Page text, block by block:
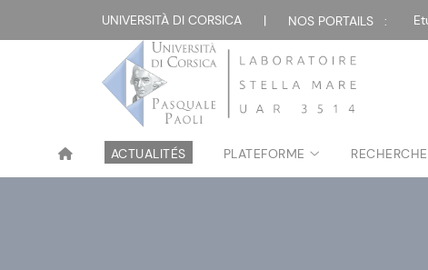
UNIVERSITÀ DI CORSICA | NOS PORTAILS :
ACTUALITÉS PLATEFORME